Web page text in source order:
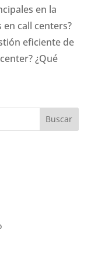
en la
call centers?
eficiente de
¿Qué